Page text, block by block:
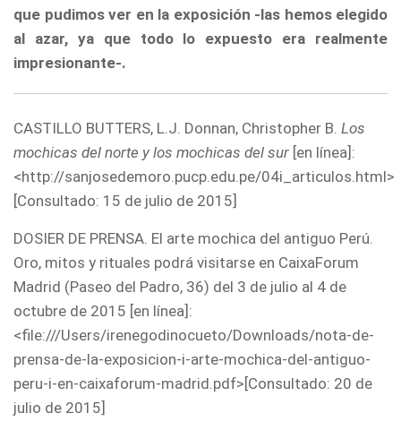
que pudimos ver en la exposición -las hemos elegido
al azar, ya que todo lo expuesto era realmente
impresionante-.
CASTILLO BUTTERS, L.J. Donnan, Christopher B. Los
mochicas del norte y los mochicas del sur [en línea]:
<http://sanjosedemoro.pucp.edu.pe/04i_articulos.html>
[Consultado: 15 de julio de 2015]
DOSIER DE PRENSA. El arte mochica del antiguo Perú.
Oro, mitos y rituales podrá visitarse en CaixaForum
Madrid (Paseo del Padro, 36) del 3 de julio al 4 de
octubre de 2015 [en línea]:
<file:///Users/irenegodinocueto/Downloads/nota-de-
prensa-de-la-exposicion-i-arte-mochica-del-antiguo-
peru-i-en-caixaforum-madrid.pdf>[Consultado: 20 de
julio de 2015]